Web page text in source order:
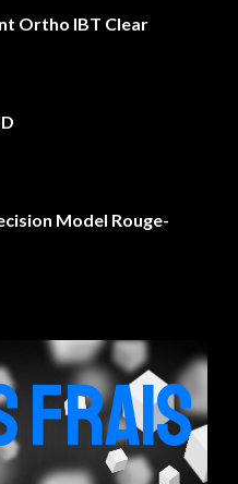
Ortho IBT Clear
Model Rouge-
FRAIS